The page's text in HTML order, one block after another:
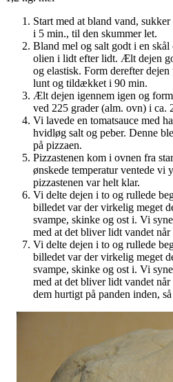
Start med at bland vand,
i 5 min., til den skummer let.
Bland mel og salt godt i en
olien i lidt efter lidt. Ælt dejen
og elastisk. Form derefter
lunt og tildækket i 90 min.
Ælt dejen igennem igen og
ved 225 grader (alm. ovn) i ca.
Vi lavede en tomatsauce med
hvidløg salt og peber. Denne
på pizzaen.
Pizzastenen kom i ovnen fra
ønskede temperatur ventede vi
pizzastenen var helt klar.
Vi delte dejen i to og rullede
billedet var der virkelig meget
svampe, skinke og ost i. Vi
med at det bliver lidt vandet
Vi delte dejen i to og rullede
billedet var der virkelig meget
svampe, skinke og ost i. Vi
med at det bliver lidt vandet
dem hurtigt på panden inden,